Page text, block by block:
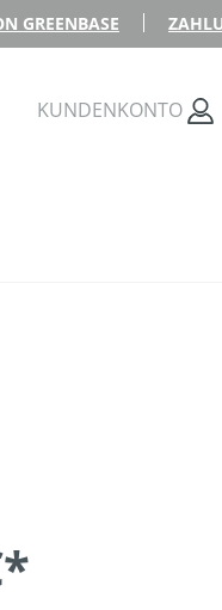
GREENBASE
KUNDENKONTO